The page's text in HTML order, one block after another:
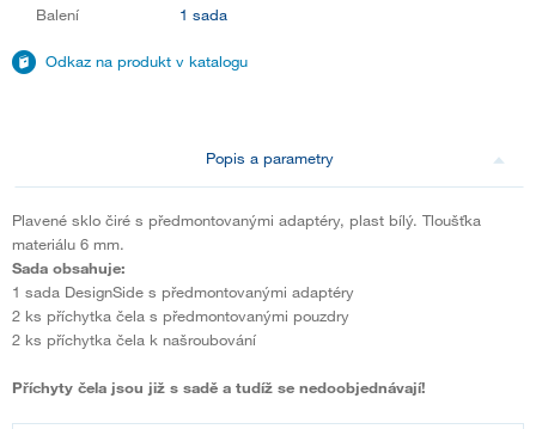
Balení
1 sada
Odkaz na produkt v katalogu
Popis a parametry
Plavené sklo čiré s předmontovanými adaptéry, plast bílý. Tloušťka
materiálu 6 mm.
Sada obsahuje:
1 sada DesignSide s předmontovanými adaptéry
2 ks příchytka čela s předmontovanými pouzdry
2 ks příchytka čela k našroubování
Příchyty čela jsou již s sadě a tudíž se nedoobjednávají!